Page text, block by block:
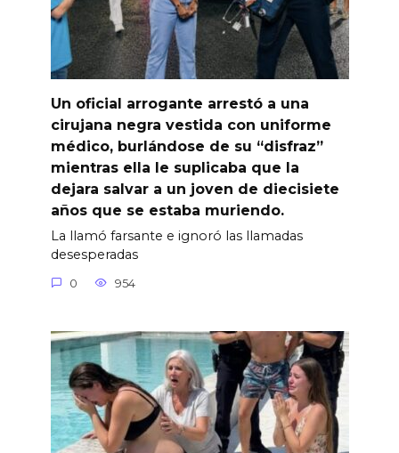
Un oficial arrogante arrestó a una
cirujana negra vestida con uniforme
médico, burlándose de su “disfraz”
mientras ella le suplicaba que la
dejara salvar a un joven de diecisiete
años que se estaba muriendo.
La llamó farsante e ignoró las llamadas
desesperadas
0 954